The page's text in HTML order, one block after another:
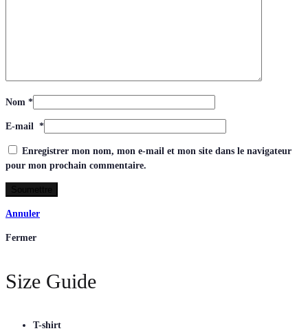
Nom *
E-mail *
Enregistrer mon nom, mon e-mail et mon site dans le navigateur
pour mon prochain commentaire.
Annuler
Fermer
Size Guide
T-shirt